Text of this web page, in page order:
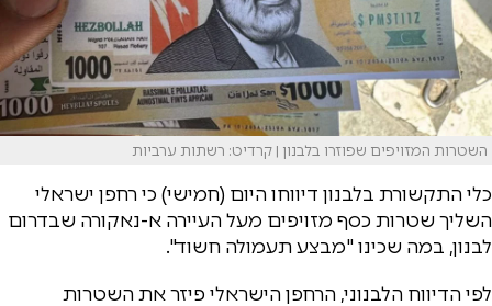
השטרות המזויפים שפוזרו בלבנון | קרדיט: רשתות ערביות
כלי התקשורת בלבנון דיווחו היום (חמישי) כי רחפן ישראלי
השליך שטרות כסף מזויפים מעל העיירה א-נאקורה שבדרום
לבנון, במה שכינו "מבצע תעמולה חשוד".
לפי הדיווח הלבנוני, הרחפן הישראלי פיזר את השטרות